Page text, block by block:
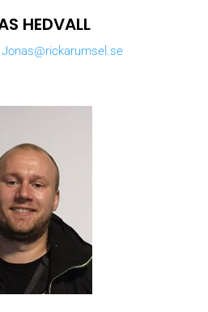
HEDVALL
Jonas@rickarumsel.se